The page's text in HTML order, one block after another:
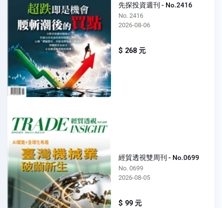
先探投資週刊 - No.2416
No. 2416
2026-08-06
$ 268 元
經貿透視雙周刊 - No.0699
No. 0699
2026-08-05
$ 99 元